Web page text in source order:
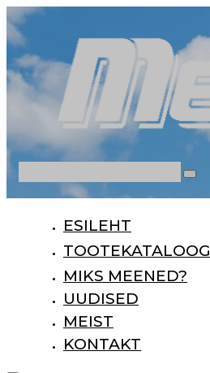
ESILEHT
TOOTEKATALOOG
MIKS MEENED?
UUDISED
MEIST
KONTAKT